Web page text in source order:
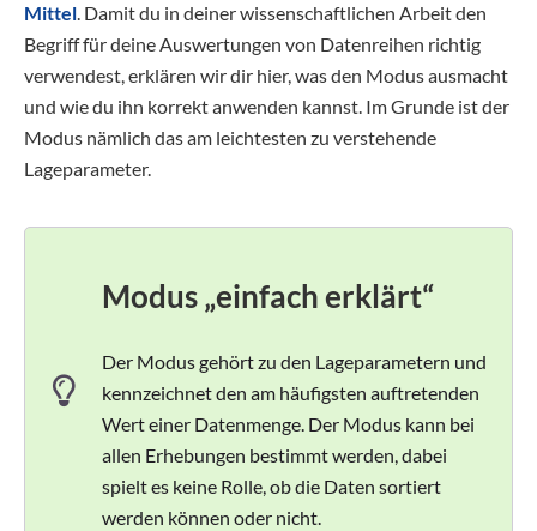
Mittel. Damit du in deiner wissenschaftlichen Arbeit den
Begriff für deine Auswertungen von Datenreihen richtig
verwendest, erklären wir dir hier, was den Modus ausmacht
und wie du ihn korrekt anwenden kannst. Im Grunde ist der
Modus nämlich das am leichtesten zu verstehende
Lageparameter.
Modus „einfach erklärt“
Der Modus gehört zu den Lageparametern und
kennzeichnet den am häufigsten auftretenden
Wert einer Datenmenge. Der Modus kann bei
allen Erhebungen bestimmt werden, dabei
spielt es keine Rolle, ob die Daten sortiert
werden können oder nicht.